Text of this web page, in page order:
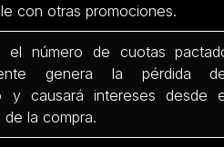
con otras promociones.
el número de cuotas
genera la pérdida
y causará intereses desde
de la compra.